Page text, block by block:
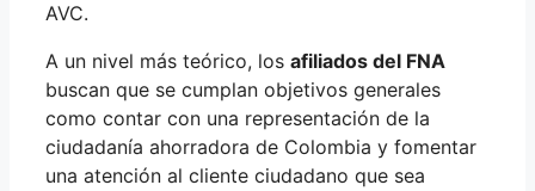
AVC.
A un nivel más teórico, los afiliados del FNA
buscan que se cumplan objetivos generales
como contar con una representación de la
ciudadanía ahorradora de Colombia y fomentar
una atención al cliente ciudadano que sea